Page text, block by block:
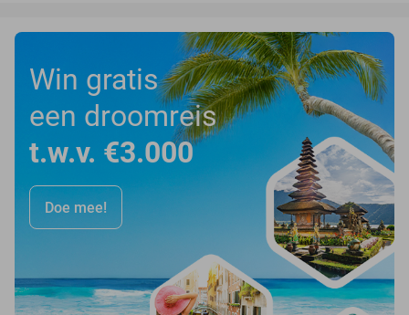
Win gratis
een droomreis
t.w.v. €3.000
Doe mee!